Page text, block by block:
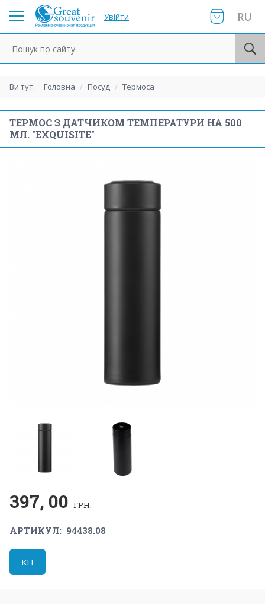
Увійти RU
Ви тут: Головна / Посуд / Термоса
ТЕРМОС З ДАТЧИКОМ ТЕМПЕРАТУРИ НА 500
МЛ. "EXQUISITE"
397, 00 ГРН.
АРТИКУЛ: 94438.08
КП